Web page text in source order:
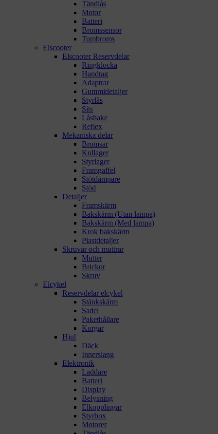
Tändlås
Motor
Batteri
Bromssensor
Tumbroms
Elscooter
Elscooter Reservdelar
Ringklocka
Handtag
Adaptrar
Gummidetaljer
Styrlås
Sits
Låshake
Reflex
Mekaniska delar
Bromsar
Kullager
Styrlager
Framgaffel
Stötdämpare
Stöd
Detaljer
Framskärm
Bakskärm (Utan lampa)
Bakskärm (Med lampa)
Krok bakskärm
Plastdetaljer
Skruvar och muttrar
Mutter
Brickor
Skruv
Elcykel
Reservdelar elcykel
Stänkskärm
Sadel
Pakethållare
Korgar
Hjul
Däck
Innerslang
Elektronik
Laddare
Batteri
Display
Belysning
Elkopplingar
Styrbox
Motorer